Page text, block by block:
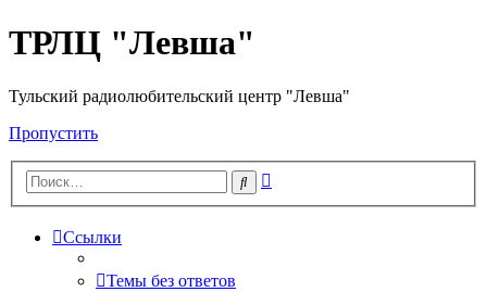
ТРЛЦ "Левша"
Тульский радиолюбительский центр "Левша"
Пропустить
Поиск
Ссылки
Темы без ответов